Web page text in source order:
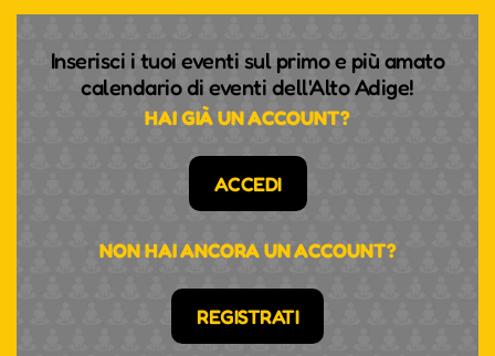
Inserisci i tuoi eventi sul primo e più amato
calendario di eventi dell'Alto Adige!
HAI GIÀ UN ACCOUNT?
ACCEDI
NON HAI ANCORA UN ACCOUNT?
REGISTRATI